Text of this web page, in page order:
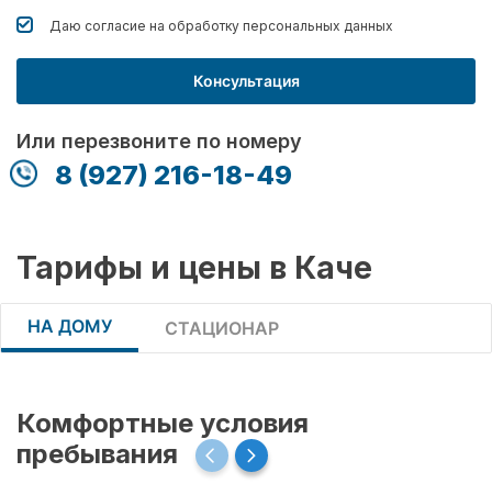
Даю согласие на обработку персональных данных
Консультация
Или перезвоните по номеру
8 (927) 216-18-49
Тарифы и цены в Каче
НА ДОМУ СТАЦИОНАР
Комфортные условия
пребывания